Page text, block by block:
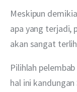
Meskipun
apa yang terjadi,
akan sangat
Pilihlah
hal ini